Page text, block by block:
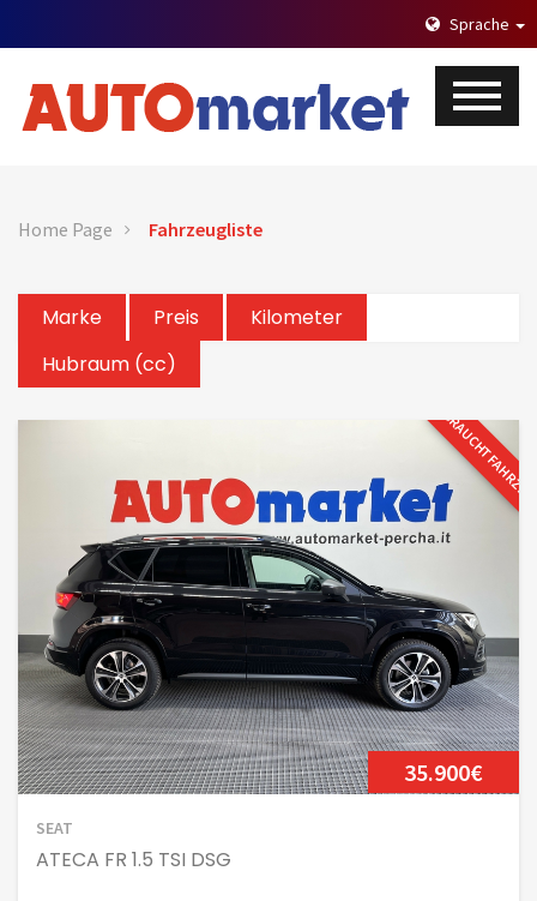
Sprache
Home Page Fahrzeugliste
Marke Preis
Kilometer
Hubraum (cc)
35.900€
SEAT
ATECA FR 1.5 TSI DSG